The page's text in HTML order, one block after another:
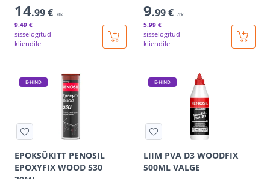
14.99 € /tk
9.49 €
sisselogitud
kliendile
9.99 € /tk
5.99 €
sisselogitud
kliendile
E-HIND
EPOKSÜKITT PENOSIL
EPOXYFIX WOOD 530
E-HIND
LIIM PVA D3 WOODFIX
500ML VALGE